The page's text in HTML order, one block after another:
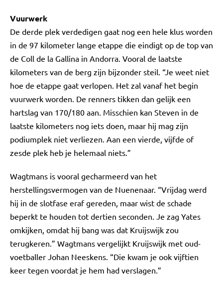
Vuurwerk
De derde plek verdedigen gaat nog een hele klus worden
in de 97 kilometer lange etappe die eindigt op de top van
de Coll de la Gallina in Andorra. Vooral de laatste
kilometers van de berg zijn bijzonder steil. “Je weet niet
hoe de etappe gaat verlopen. Het zal vanaf het begin
vuurwerk worden. De renners tikken dan gelijk een
hartslag van 170/180 aan. Misschien kan Steven in de
laatste kilometers nog iets doen, maar hij mag zijn
podiumplek niet verliezen. Aan een vierde, vijfde of
zesde plek heb je helemaal niets.”
Wagtmans is vooral gecharmeerd van het
herstellingsvermogen van de Nuenenaar. “Vrijdag werd
hij in de slotfase eraf gereden, maar wist de schade
beperkt te houden tot dertien seconden. Je zag Yates
omkijken, omdat hij bang was dat Kruijswijk zou
terugkeren.” Wagtmans vergelijkt Kruijswijk met oud-
voetballer Johan Neeskens. “Die kwam je ook vijftien
keer tegen voordat je hem had verslagen.”